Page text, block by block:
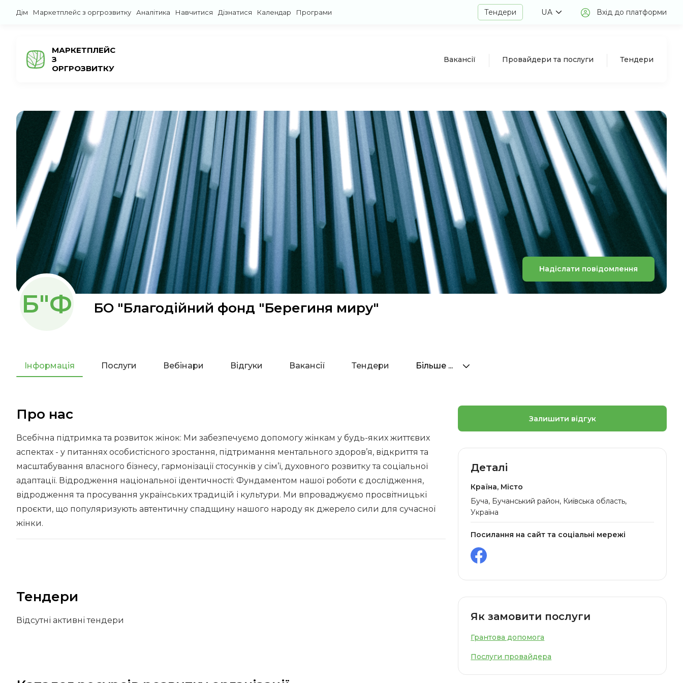
Дім Маркетплейс з оргрозвитку Аналітика Навчитися Дізнатися Календар Програми Тендери UA Вхід до платформи
МАРКЕТПЛЕЙС
З
ОРГРОЗВИТКУ
Вакансії Провайдери та послуги Тендери
Надіслати повідомлення
Б"Ф БО "Благодійний фонд "Берегиня миру"
Інформація Послуги Вебінари Відгуки Вакансії Тендери Більше ...
Про нас
Всебічна підтримка та розвиток жінок: Ми забезпечуємо допомогу жінкам у будь-яких життєвих
аспектах - у питаннях особистісного зростання, підтримання ментального здоров’я, відкриття та
масштабування власного бізнесу, гармонізації стосунків у сім’ї, духовного розвитку та соціальної
адаптації. Відродження національної ідентичності: Фундаментом нашої роботи є дослідження,
відродження та просування українських традицій і культури. Ми впроваджуємо просвітницькі
проєкти, що популяризують автентичну спадщину нашого народу як джерело сили для сучасної
жінки.
Тендери
Відсутні активні тендери
Залишити відгук
Деталі
Країна, Місто
Буча, Бучанський район, Київська область,
Україна
Посилання на сайт та соціальні мережі
Як замовити послуги
Грантова допомога
Послуги провайдера